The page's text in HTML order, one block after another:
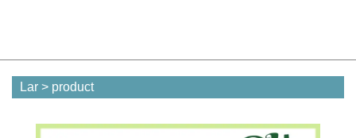
Lar > product